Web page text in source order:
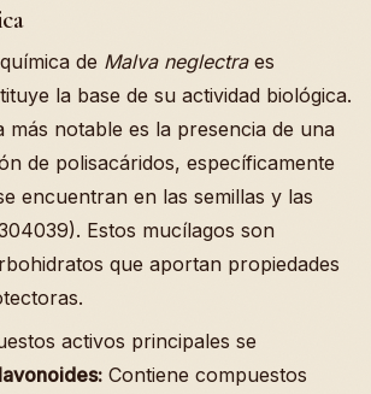
de Malva neglectraes
la base de su actividad biológica.
más notable es la presencia de una
de polisacáridos, específicamente
encuentran en las semillas y las
Estos mucílagos son
que aportan propiedades
activos principales se
Contiene compuestos